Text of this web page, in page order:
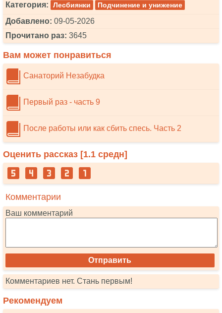
Категория: Лесбиянки Подчинение и унижение
Добавлено: 09-05-2026
Прочитано раз: 3645
Вам может понравиться
Санаторий Незабудка
Первый раз - часть 9
После работы или как сбить спесь. Часть 2
Оценить рассказ [1.1 средн]
Комментарии
Ваш комментарий
Комментариев нет. Стань первым!
Рекомендуем